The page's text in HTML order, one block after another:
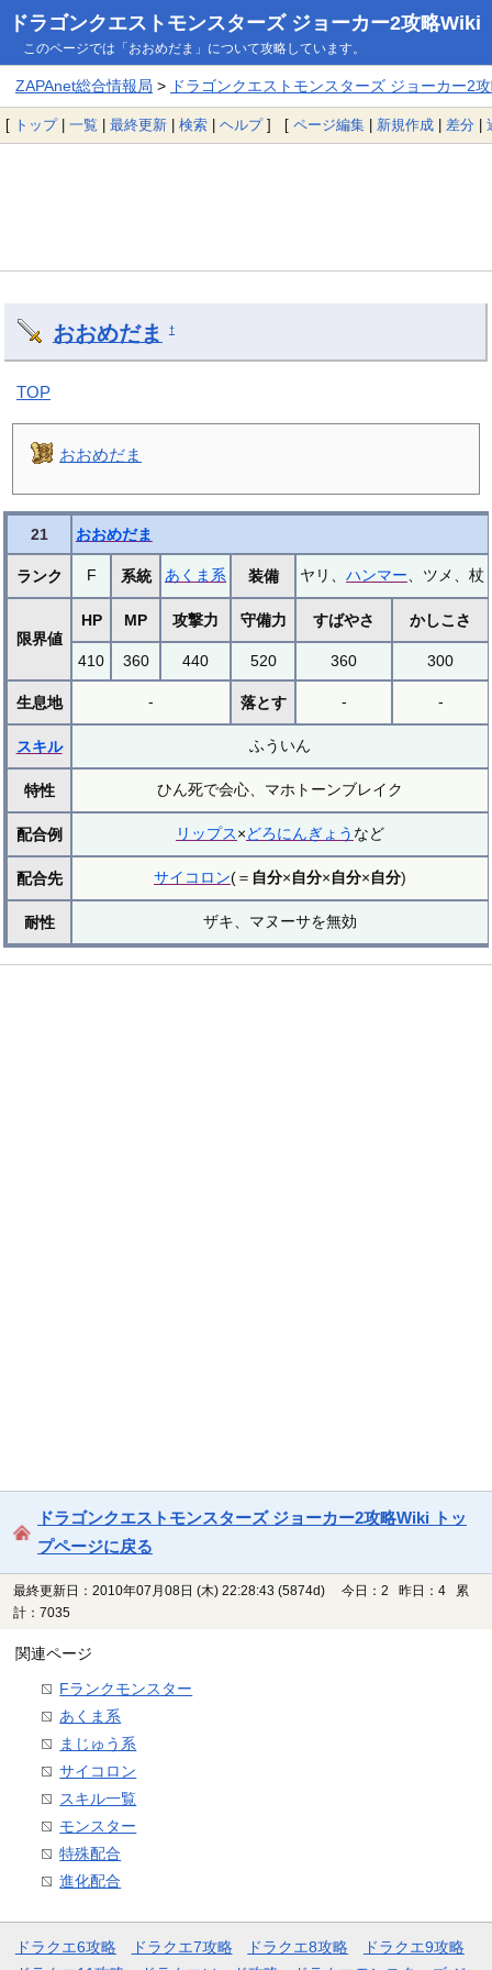
ドラゴンクエストモンスターズ ジョーカー2攻略Wiki
このページでは「おおめだま」について攻略しています。
ZAPAnet総合情報局 > ドラゴンクエストモンスターズ ジョーカー2
[ トップ| 一覧 | 最終更新 | 検索 | ヘルプ] [ ページ編集 | 新規作成 | 差分 |
おおめだま †
TOP
おおめだま
21 おおめだま
ランク F 系統 あくま系 装備 ヤリ、 ハンマー 、ツメ、杖
限界値
HP MP 攻撃力 守備力 すばやさ かしこさ
410 360 440 520 360 300
生息地 - 落とす - -
スキル ふういん
特性 ひん死で会心、マホトーンブレイク
配合例 リップス×どろにんぎょう など
配合先 サイコロン(＝ 自分×自分×自分×自分)
耐性 ザキ、マヌーサを無効
ドラゴンクエストモンスターズ ジョーカー2攻略Wiki トッ
プページに戻る
最終更新日：2010年07月08日 (木) 22:28:43 (5874d)
今日：2 昨日：4 累
計：7035
関連ページ
Fランクモンスター
あくま系
まじゅう系
サイコロン
スキル一覧
モンスター
特殊配合
進化配合
ドラクエ6攻略 ドラクエ7攻略 ドラクエ8攻略
ドラクエ9攻略